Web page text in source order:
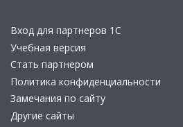
Вход для партнеров 1С
Учебная версия
Стать партнером
Политика конфиденциальности
Замечания по сайту
Другие сайты